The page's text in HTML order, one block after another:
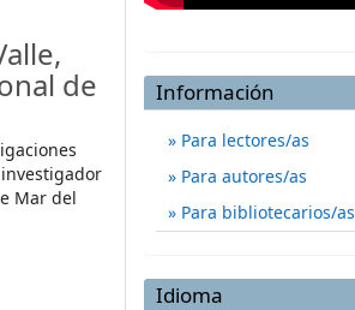
de
Mar del
Información
Para lectores/as
Para autores/as
Para bibliotecarios/as
Idioma